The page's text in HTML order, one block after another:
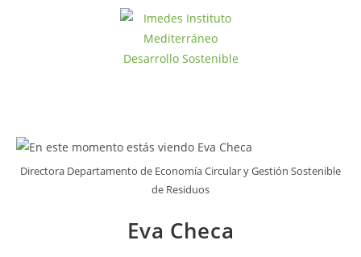
Directora Departamento de Economía Circular y Gestión Sostenible
de Residuos
Eva Checa